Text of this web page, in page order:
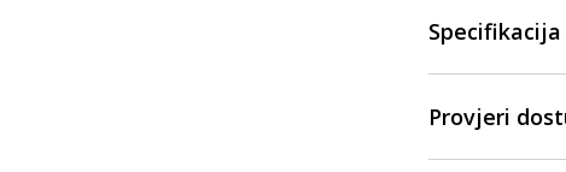
Specifikacija
Provjeri